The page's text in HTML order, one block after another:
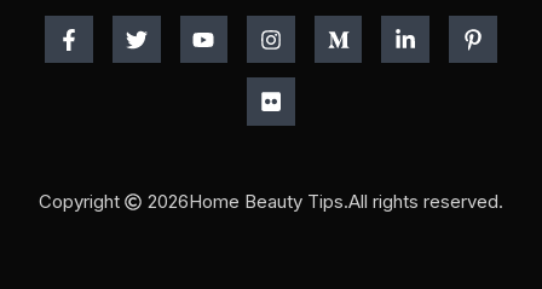
Copyright 2026Home Beauty Tips.All rights reserved.